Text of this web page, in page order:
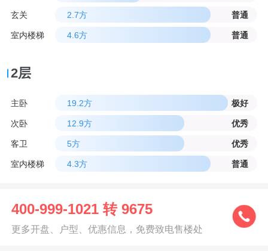
玄关 2.7方 普通
室内楼梯 4.6方 普通
2层
主卧 19.2方 极好
次卧 12.9方 优秀
客卫 5方 优秀
室内楼梯 4.3方 普通
400-999-1021 转 9675
更多开盘、户型、优惠信息，免费致电售楼处